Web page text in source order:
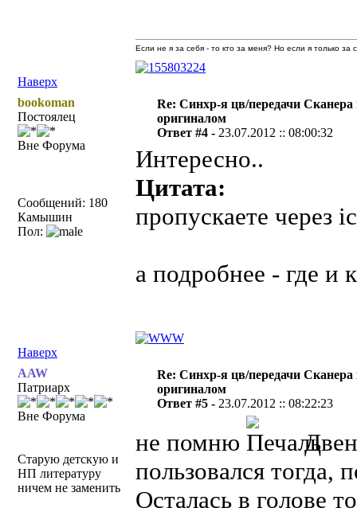
Наверх
Если не я за себя - то кто за меня? Но если я только
bookoman
Постоялец
Вне Форума
Сообщений: 180
Камышин
Пол:
Re: Синхр-я цв/передачи
оригиналом
Ответ #4 - 23.07.2012 :: 08:00:32
Интересно..
Цитата:
пропускаете через
а подробнее - где и
Наверх
AAW
Патриарх
Вне Форума
Старую детскую и
НП литературу
ничем не заменить
Re: Синхр-я цв/передачи
оригиналом
Ответ #5 - 23.07.2012 :: 08:22:23
не помню
пользовался
Осталась в голове